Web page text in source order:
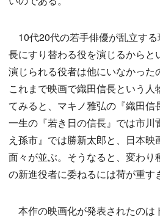
10代20代の若手俳優が乱立す
長にすり替わる役を演じるからと
演じられる役者は他にいなかった
これまで映画で織田信長という
てみると、マキノ雅弘の『織田信
一生の『若き日の信長』では市川
え孫市』では勝新太郎と、日本映
面々が並ぶ。そうなると、変わり
の新進役者に委ねるには荷が重す
本作の映画化が発表されたのは